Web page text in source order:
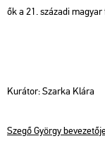
ők a 21. szá­za­di
Ku­rá­tor: Szar­ka Klára
Szegő György